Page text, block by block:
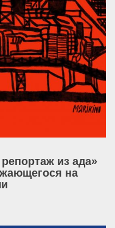
из ада»
на